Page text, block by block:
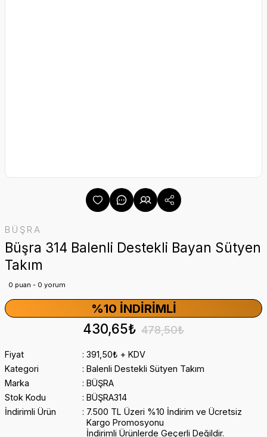
BÜŞRA
Büşra 314 Balenli Destekli Bayan Sütyen
Takım
0 puan - 0 yorum
%10 İNDIRIMLI
430,65₺ 478,50₺
Fiyat
391,50₺ + KDV
Kategori
Balenli Destekli Sütyen Takım
Marka
BÜŞRA
Stok Kodu
BÜŞRA314
İndirimli Ürün
7.500 TL Üzeri %10 İndirim ve Ücretsiz
Kargo Promosyonu
İndirimli Ürünlerde Geçerli Değildir.